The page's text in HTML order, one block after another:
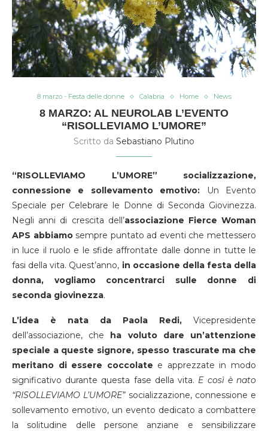
8 marzo - Festa delle donne Calabria Home News
8 MARZO: AL NEUROLAB L’EVENTO
“RISOLLEVIAMO L’UMORE”
Scritto da Sebastiano Plutino
“RISOLLEVIAMO L’UMORE” socializzazione,
connessione e sollevamento emotivo: Un Evento
Speciale per Celebrare le Donne di Seconda Giovinezza.
Negli anni di crescita dell’associazione Fierce Woman
APS abbiamosempre puntato ad eventi che mettessero
in luce il ruolo e le sfide affrontate dalle donne in tutte le
fasi della vita. Quest’anno, in occasione della festa della
donna, vogliamo concentrarci sulle donne di
seconda giovinezza.
L’idea è nata da Paola Redi, Vicepresidente
dell’associazione, che ha voluto dare un’attenzione
speciale a queste signore, spesso trascurate ma che
meritano di essere coccolate e apprezzate in modo
significativo durante questa fase della vita. E così è nato
“RISOLLEVIAMO L’UMORE”socializzazione, connessione e
sollevamento emotivo, un evento dedicato a combattere
la solitudine delle persone anziane e sensibilizzare